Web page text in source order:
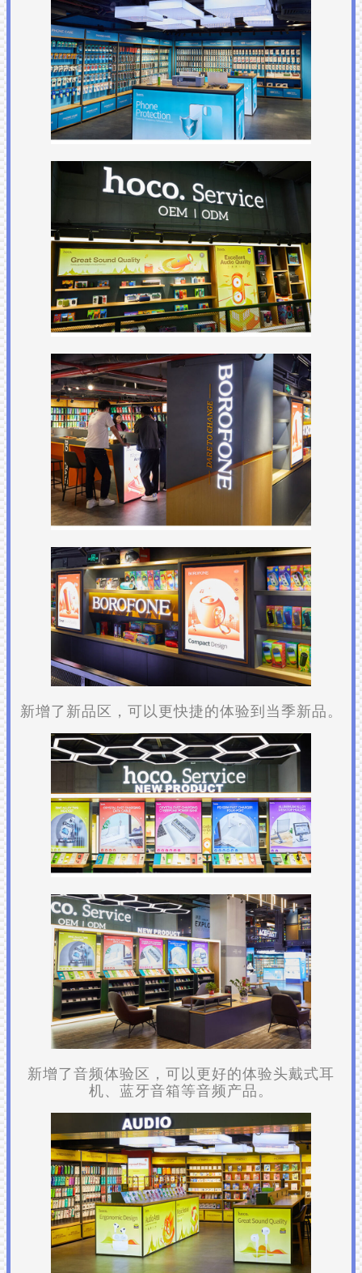
新增了新品区，可以更快捷的体验到当季新品。
新增了音频体验区，可以更好的体验头戴式耳
机、蓝牙音箱等音频产品。